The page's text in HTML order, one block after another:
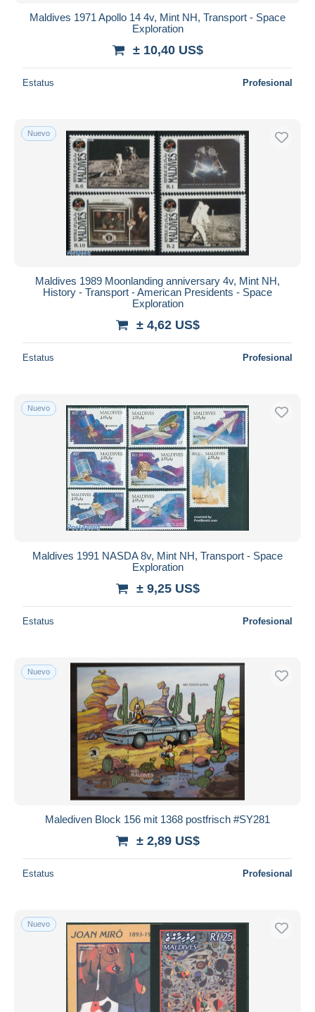
Maldives 1971 Apollo 14 4v, Mint NH, Transport - Space
Exploration
± 10,40 US$
Estatus Profesional
Nuevo
Maldives 1989 Moonlanding anniversary 4v, Mint NH,
History - Transport - American Presidents - Space
Exploration
± 4,62 US$
Estatus Profesional
Nuevo
Maldives 1991 NASDA 8v, Mint NH, Transport - Space
Exploration
± 9,25 US$
Estatus Profesional
Nuevo
Malediven Block 156 mit 1368 postfrisch #SY281
± 2,89 US$
Estatus Profesional
Nuevo